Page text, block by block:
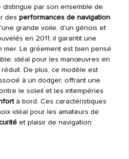
par son ensemble de
des performances de navigation
grande voile, d'un génois et
en 2011, il garantit une
Le gréement est bien pensé
idéal pour les manœuvres en
De plus, ce modèle est
à un dodger, offrant une
le soleil et les intempéries
à bord. Ces caractéristiques
idéal pour les amateurs de
et plaisir de navigation.